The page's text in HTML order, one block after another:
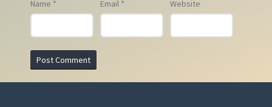
Name * Email * Website